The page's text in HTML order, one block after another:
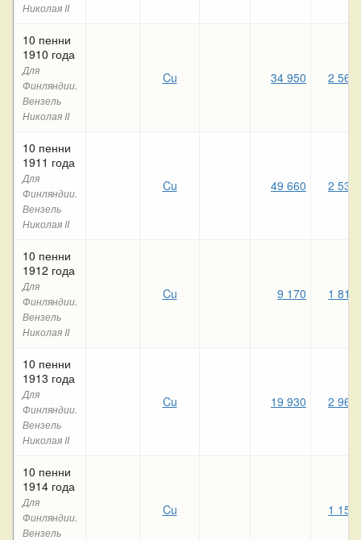
Николая II
10 пенни
1910 года
Для
Финляндии.
Вензель
Николая II
Cu 34 950 2 560
10 пенни
1911 года
Для
Финляндии.
Вензель
Николая II
Cu 49 660 2 530
10 пенни
1912 года
Для
Финляндии.
Вензель
Николая II
Cu 9 170 1 810
10 пенни
1913 года
Для
Финляндии.
Вензель
Николая II
Cu 19 930 2 960
10 пенни
1914 года
Для
Финляндии.
Вензель
Cu 1 150